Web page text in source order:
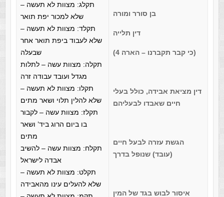
בן סורר ומורה
דין תלייה
(כי קבר תקברנו – הארה 4)
דין מציאת אבידה, כולל בעלי
חיים שאבדו לבעליהם
הגשת עזרה לבעל חיים
(עובד) שנופל בדרך
איסור לבוש בגד של המין
תקלג: מצוות לא תעשה –
שלא למכור יפת תואר
תקלד: מצוות לא תעשה –
שלא לעבוד ביפת תואר אחר
שבעלה
תקלה: מצוות עשה – לתלות
מגדל ועובד עבודה זרה
תקלו: מצוות לא תעשה –
שלא להלין תלוי ושאר מתים
תקלז: מצוות עשה – לקבור
בו ביום הרוג ביד’ ושאר
מתים
תקלח: מצוות עשה – להשיב
אבדה לישראל
תקלט: מצוות לא תעשה –
שלא להעלים עינו מהאבידה